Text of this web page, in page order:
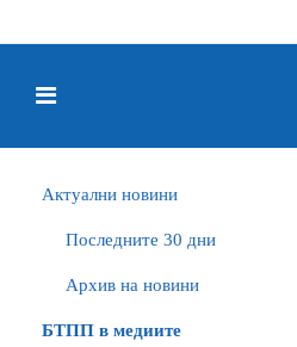
Актуални новини
Последните 30 дни
Архив на новини
БTПП в медиите